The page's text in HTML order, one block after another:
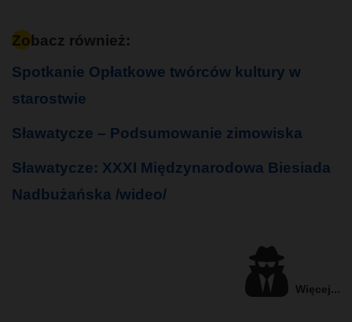
Zobacz również:
Spotkanie Opłatkowe twórców kultury w
starostwie
Sławatycze – Podsumowanie zimowiska
Sławatycze: XXXI Międzynarodowa Biesiada
Nadbużańska /wideo/
Więcej...